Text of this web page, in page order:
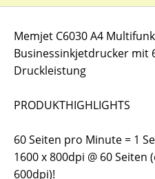
Memjet C6030 A4
Businessinkjetdrucker mit
Druckleistung
PRODUKTHIGHLIGHTS
60 Seiten pro Minute = 1
1600 x 800dpi @ 60 Seiten
600dpi)!